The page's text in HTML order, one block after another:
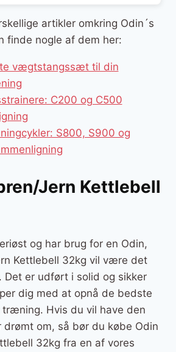
artikler omkring Odin´s
finde nogle af dem her:
vægtstangssæt til din
C200 og C500
S800, S900 og
Jern Kettlebell
og har brug for en Odin,
Kettlebell 32kg vil være det
Det er udført i solid og sikker
dig med at opnå de bedste
Hvis du vil have den
drømt om, så bør du købe Odin
32kg fra en af vores